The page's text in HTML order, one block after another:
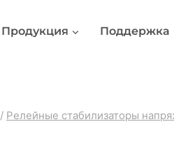
Продукция Поддержка
/ Релейные стабилизаторы